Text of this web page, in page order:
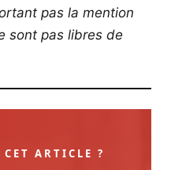
pas la mention
sont pas libres de
ARTICLE ?